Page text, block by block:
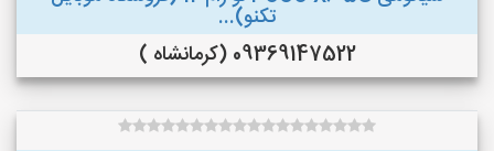
تکنو)...
09369147522 (کرمانشاه )